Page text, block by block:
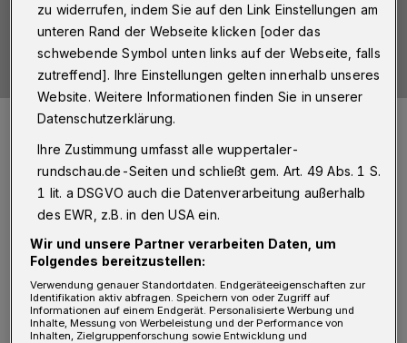
https://www.flaticon.com/free-icons/camera title="camera
icons">Camera icons created by Ilham Fitrotul Hayat - Flaticon
Foto:Ilham Fitrotul Hayat - Flaticon
„In unseren Kliniken und ambulanten
Einrichtungen erreichen uns täglich viele
Anfragen rund um die Corona-Infektion. Wir
zu widerrufen, indem Sie auf den Link Einstellungen am
unteren Rand der Webseite klicken [oder das
schwebende Symbol unten links auf der Webseite, falls
zutreffend]. Ihre Einstellungen gelten innerhalb unseres
Website. Weitere Informationen finden Sie in unserer
Datenschutzerklärung.
Ihre Zustimmung umfasst alle wuppertaler-
rundschau.de-Seiten und schließt gem. Art. 49 Abs. 1 S.
1 lit. a DSGVO auch die Datenverarbeitung außerhalb
des EWR, z.B. in den USA ein.
Wir und unsere Partner verarbeiten Daten, um
Folgendes bereitzustellen:
Verwendung genauer Standortdaten. Endgeräteeigenschaften zur
Identifikation aktiv abfragen. Speichern von oder Zugriff auf
Informationen auf einem Endgerät. Personalisierte Werbung und
Inhalte, Messung von Werbeleistung und der Performance von
Inhalten, Zielgruppenforschung sowie Entwicklung und